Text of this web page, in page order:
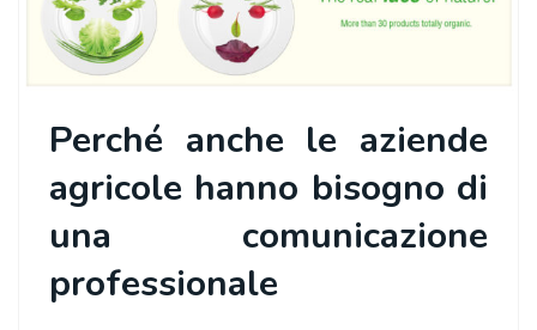
Perché anche le aziende
agricole hanno bisogno di
una comunicazione
professionale